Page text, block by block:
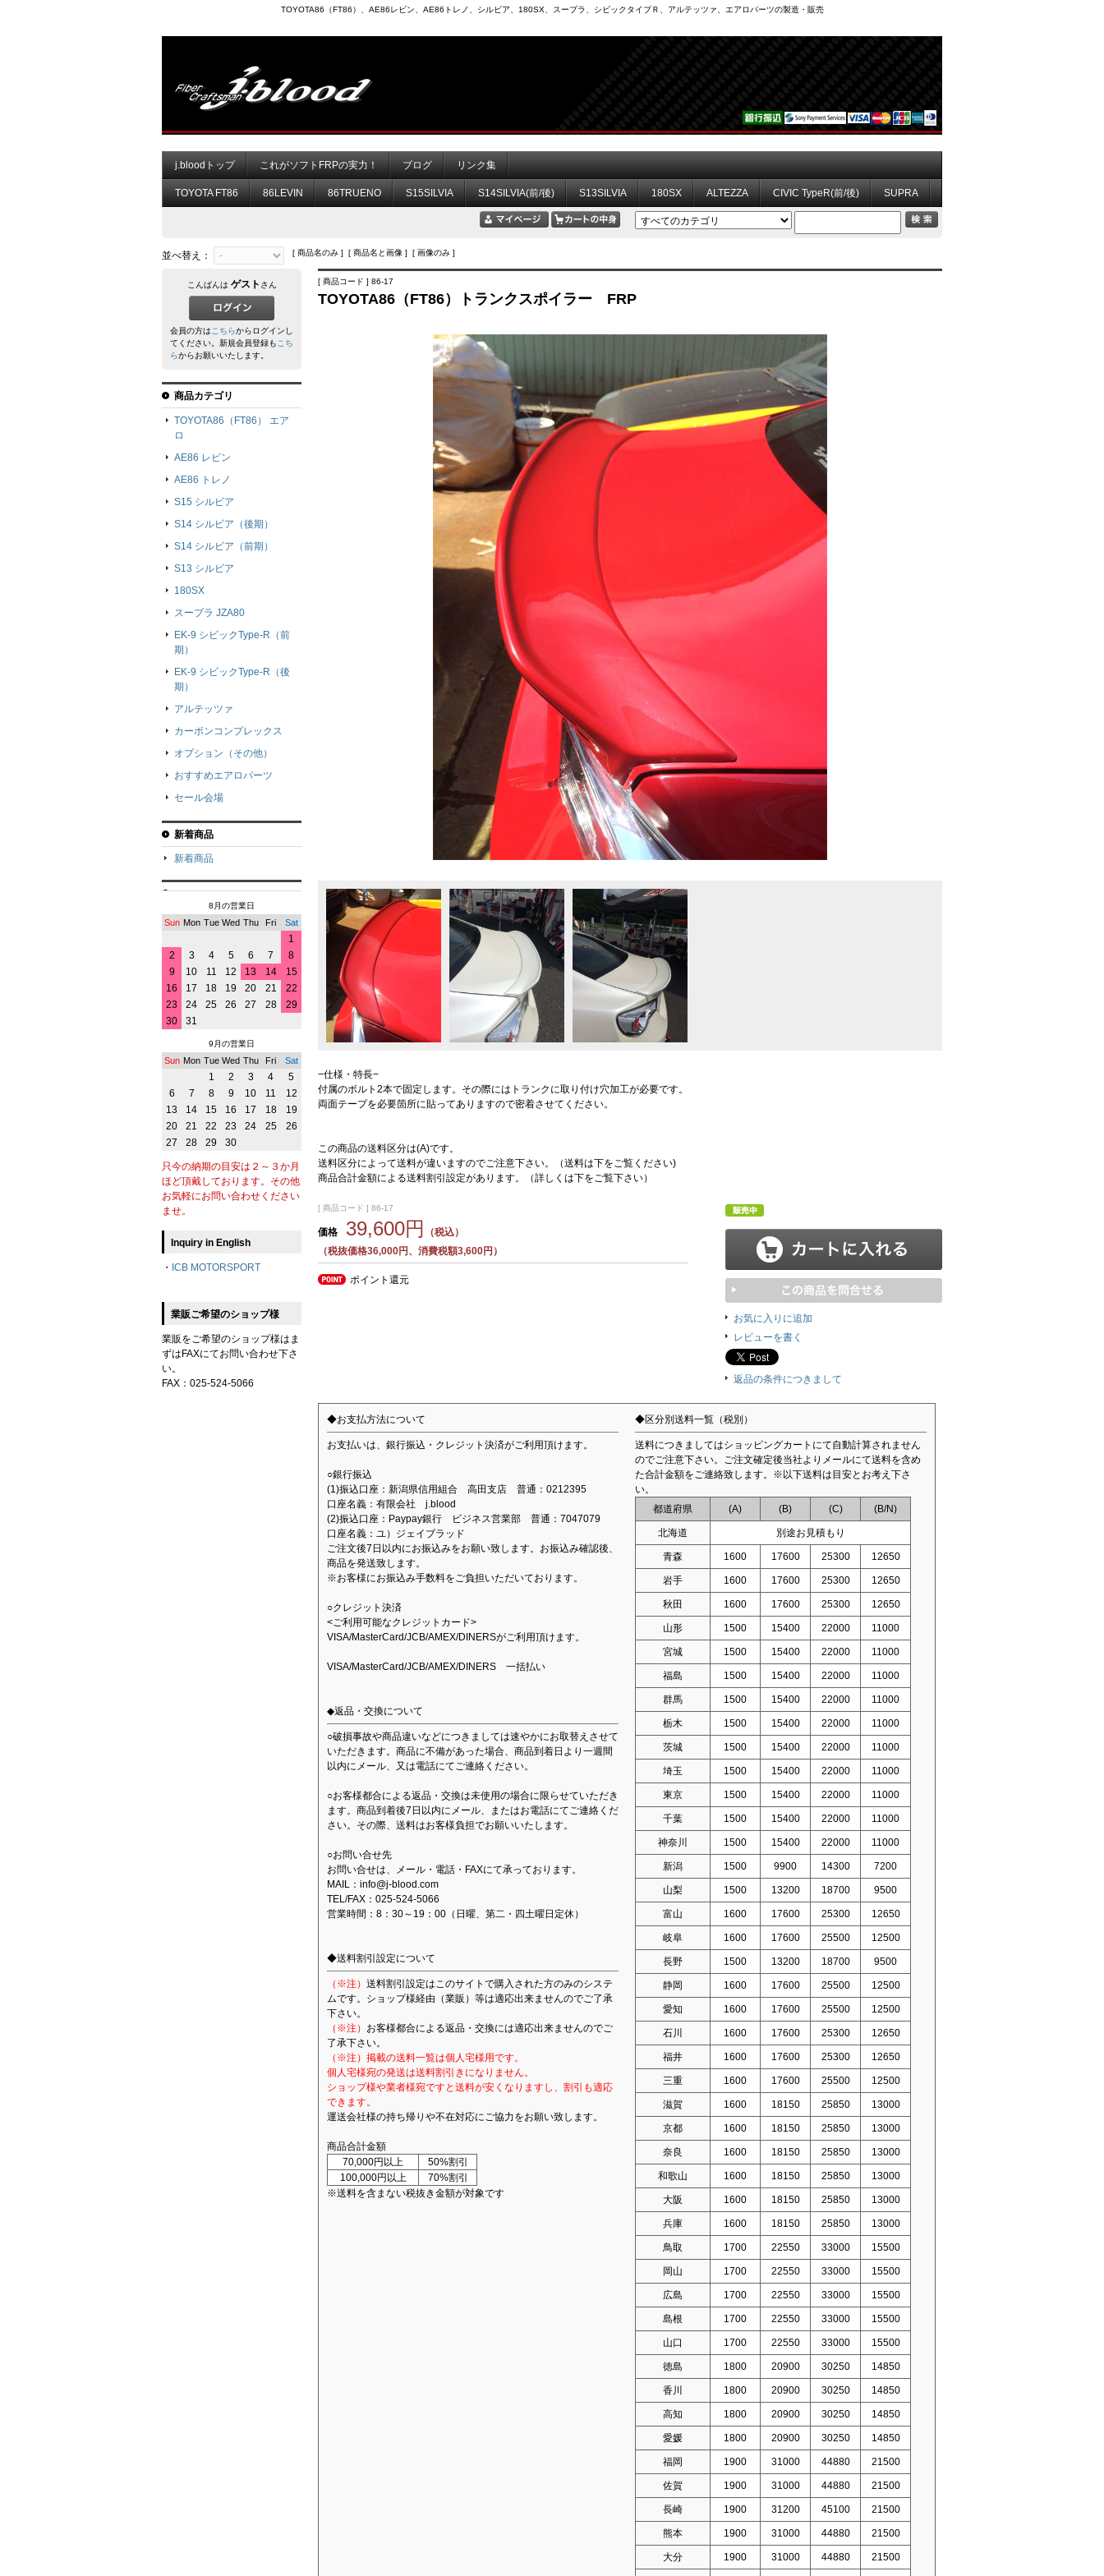
TOYOTA86（FT86）、AE86レビン、AE86トレノ、シルビア、180SX、スープラ、シビックタイプＲ、アルテッツァ、エアロパーツの製造・販売
j.bloodトップ これがソフトFRPの実力！ ブログ リンク集
TOYOTA FT86 86LEVIN 86TRUENO S15SILVIA S14SILVIA(前/後) S13SILVIA 180SX ALTEZZA CIVIC TypeR(前/後) SUPRA
並べ替え： [ 商品名のみ ] [ 商品名と画像 ] [ 画像のみ ]
[ 商品コード ] 86-17
TOYOTA86（FT86）トランクスポイラー FRP
−仕様・特長−
付属のボルト2本で固定します。その際にはトランクに取り付け穴加工が必要です。
両面テープを必要箇所に貼ってありますので密着させてください。
この商品の送料区分は(A)です。
送料区分によって送料が違いますのでご注意下さい。（送料は下をご覧ください)
商品合計金額による送料割引設定があります。（詳しくは下をご覧下さい）
[ 商品コード ] 86-17
価格 39,600円
（税込）
（税抜価格36,000円、消費税額3,600円）
ポイント還元
お気に入りに追加
レビューを書く
返品の条件につきまして
◆お支払方法について
お支払いは、銀行振込・クレジット決済がご利用頂けます。
○銀行振込
(1)振込口座：新潟県信用組合 高田支店 普通：0212395
口座名義：有限会社 j.blood
(2)振込口座：Paypay銀行 ビジネス営業部 普通：7047079
口座名義：ユ）ジェイブラッド
ご注文後7日以内にお振込みをお願い致します。お振込み確認後、
商品を発送致します。
※お客様にお振込み手数料をご負担いただいております。
○クレジット決済
<ご利用可能なクレジットカード>
VISA/MasterCard/JCB/AMEX/DINERSがご利用頂けます。
VISA/MasterCard/JCB/AMEX/DINERS 一括払い
◆返品・交換について
○破損事故や商品違いなどにつきましては速やかにお取替えさせて
いただきます。商品に不備があった場合、商品到着日より一週間
以内にメール、又は電話にてご連絡ください。
○お客様都合による返品・交換は未使用の場合に限らせていただき
ます。商品到着後7日以内にメール、またはお電話にてご連絡くだ
さい。その際、送料はお客様負担でお願いいたします。
○お問い合せ先
お問い合せは、メール・電話・FAXにて承っております。
MAIL：info@j-blood.com
TEL/FAX：025-524-5066
営業時間：8：30～19：00（日曜、第二・四土曜日定休）
◆送料割引設定について
（※注） 送料割引設定はこのサイトで購入された方のみのシステ
ムです。ショップ様経由（業販）等は適応出来ませんのでご了承
下さい。
（※注） お客様都合による返品・交換には適応出来ませんのでご
了承下さい。
（※注）掲載の送料一覧は個人宅様用です。
個人宅様宛の発送は送料割引きになりません。
ショップ様や業者様宛ですと送料が安くなりますし、割引も適応
できます。
運送会社様の持ち帰りや不在対応にご協力をお願い致します。
商品合計金額
70,000円以上
50%割引
100,000円以上
70%割引
※送料を含まない税抜き金額が対象です
◆区分別送料一覧（税別）
送料につきましてはショッピングカートにて自動計算されません
のでご注意下さい。ご注文確定後当社よりメールにて送料を含め
た合計金額をご連絡致します。※以下送料は目安とお考え下さ
い。
都道府県
(A) (B) (C) (B/N)
北海道 別途お見積もり
青森 1600 17600 25300 12650
岩手 1600 17600 25300 12650
秋田 1600 17600 25300 12650
山形 1500 15400 22000 11000
宮城 1500 15400 22000 11000
福島 1500 15400 22000 11000
群馬 1500 15400 22000 11000
栃木 1500 15400 22000 11000
茨城 1500 15400 22000 11000
埼玉 1500 15400 22000 11000
東京 1500 15400 22000 11000
千葉 1500 15400 22000 11000
神奈川 1500 15400 22000 11000
新潟 1500 9900 14300 7200
山梨 1500 13200 18700 9500
富山 1600 17600 25300 12650
岐阜 1600 17600 25500 12500
長野 1500 13200 18700 9500
静岡 1600 17600 25500 12500
愛知 1600 17600 25500 12500
石川 1600 17600 25300 12650
福井 1600 17600 25300 12650
三重 1600 17600 25500 12500
滋賀 1600 18150 25850 13000
京都 1600 18150 25850 13000
奈良 1600 18150 25850 13000
和歌山 1600 18150 25850 13000
大阪 1600 18150 25850 13000
兵庫 1600 18150 25850 13000
鳥取 1700 22550 33000 15500
岡山 1700 22550 33000 15500
広島 1700 22550 33000 15500
島根 1700 22550 33000 15500
山口 1700 22550 33000 15500
徳島 1800 20900 30250 14850
香川 1800 20900 30250 14850
高知 1800 20900 30250 14850
愛媛 1800 20900 30250 14850
福岡 1900 31000 44880 21500
佐賀 1900 31000 44880 21500
長崎 1900 31200 45100 21500
熊本 1900 31000 44880 21500
大分 1900 31000 44880 21500
こんばんは ゲスト さん
会員の方はこちらからログインし
てください。新規会員登録もこち
らからお願いいたします。
商品カテゴリ
TOYOTA86（FT86） エア
ロ
AE86 レビン
AE86 トレノ
S15 シルビア
S14 シルビア（後期）
S14 シルビア（前期）
S13 シルビア
180SX
スープラ JZA80
EK-9 シビックType-R（前
期）
EK-9 シビックType-R（後
期）
アルテッツァ
カーボンコンプレックス
オプション（その他）
おすすめエアロパーツ
セール会場
新着商品
新着商品
8月の営業日
Sun Mon Tue Wed Thu Fri Sat
1
2
3 4 5 6 7
8
9
10 11 12 13 14
15
16
17 18 19 20 21
22
23
24 25 26 27 28
29
30
31
9月の営業日
Sun Mon Tue Wed Thu Fri Sat
1 2 3 4
5
6
7 8 9 10 11
12
13
14 15 16 17 18
19
20
21 22 23 24 25
26
27
28 29 30
只今の納期の目安は２～３か月
ほど頂戴しております。その他
お気軽にお問い合わせください
ませ。
Inquiry in English
・ ICB MOTORSPORT
業販ご希望のショップ様
業販をご希望のショップ様はま
ずはFAXにてお問い合わせ下さ
い。
FAX：025-524-5066